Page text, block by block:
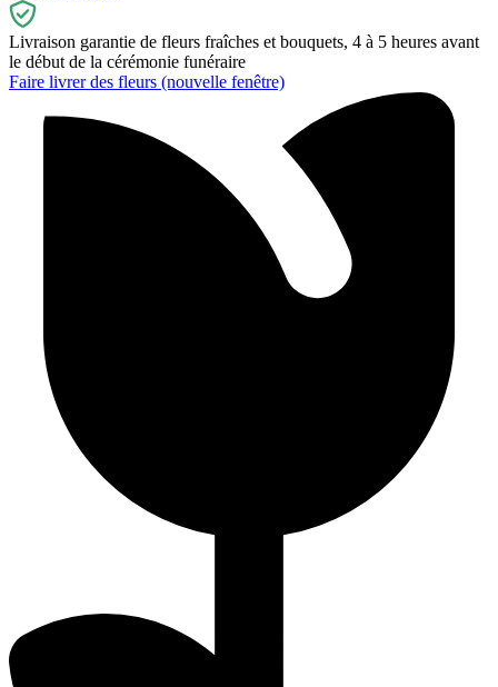
Livraison garantie de fleurs fraîches et bouquets, 4 à 5 heures avant
le début de la cérémonie funéraire
Faire livrer des fleurs (nouvelle fenêtre)